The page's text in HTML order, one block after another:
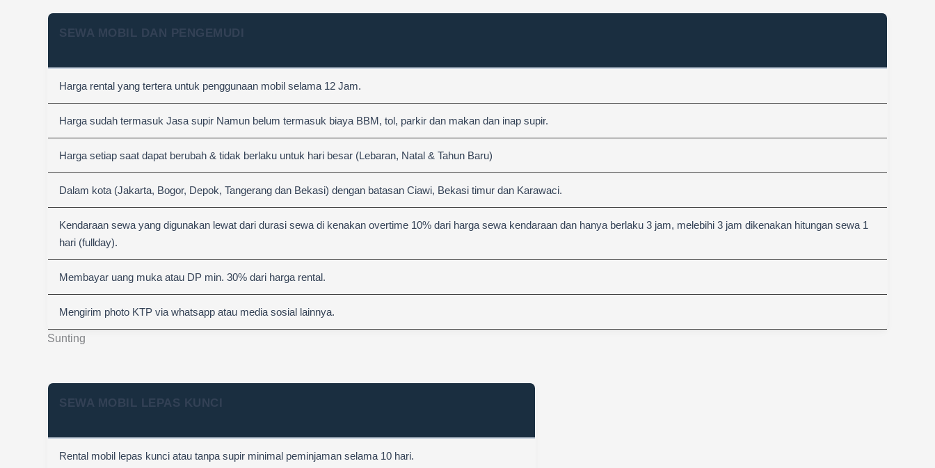
Sunting
SEWA MOBIL DAN PENGEMUDI
Harga rental yang tertera untuk penggunaan mobil selama 12 Jam.
Harga sudah termasuk Jasa supir Namun belum termasuk biaya BBM, tol, parkir dan makan dan inap supir.
Harga setiap saat dapat berubah & tidak berlaku untuk hari besar (Lebaran, Natal & Tahun Baru)
Dalam kota (Jakarta, Bogor, Depok, Tangerang dan Bekasi) dengan batasan Ciawi, Bekasi timur dan Karawaci.
Kendaraan sewa yang digunakan lewat dari durasi sewa di kenakan overtime 10% dari harga sewa kendaraan dan hanya berlaku 3 jam, melebihi 3 jam dikenakan hitungan sewa 1
hari (fullday).
Membayar uang muka atau DP min. 30% dari harga rental.
Mengirim photo KTP via whatsapp atau media sosial lainnya.
SEWA MOBIL LEPAS KUNCI
Rental mobil lepas kunci atau tanpa supir minimal peminjaman selama 10 hari.